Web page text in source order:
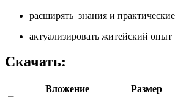
расширять знания и
актуализировать житейский
Скачать:
Вложение
Размер